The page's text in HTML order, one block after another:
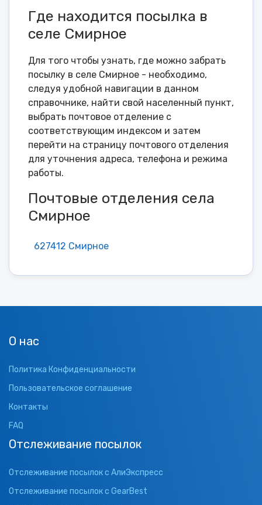
Где находится посылка в
селе Смирное
Для того чтобы узнать, где можно забрать
посылку в селе Смирное - необходимо,
следуя удобной навигации в данном
справочнике, найти свой населенный пункт,
выбрать почтовое отделение с
соответствующим индексом и затем
перейти на страницу почтового отделения
для уточнения адреса, телефона и режима
работы.
Почтовые отделения села
Смирное
627412 Смирное
О нас
Политика Конфиденциальности
Пользовательское соглашение
Контакты
FAQ
Отслеживание посылок
Отслеживание посылок с АлиЭкспресс
Отслеживание посылок с GearBest